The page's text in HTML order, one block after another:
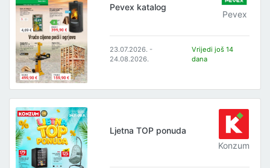
Pevex katalog
Pevex
23.07.2026. -
24.08.2026.
Vrijedi još 14
dana
Ljetna TOP ponuda
Konzum